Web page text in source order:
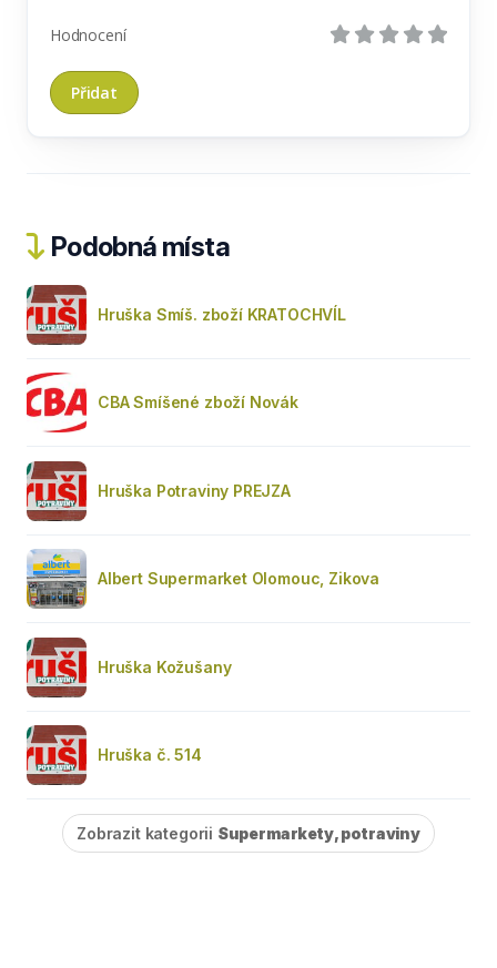
Hodnocení
Podobná místa
Hruška Smíš. zboží KRATOCHVÍL
CBA Smíšené zboží Novák
Hruška Potraviny PREJZA
Albert Supermarket Olomouc, Zikova
Hruška Kožušany
Hruška č. 514
Zobrazit kategorii Supermarkety, potraviny